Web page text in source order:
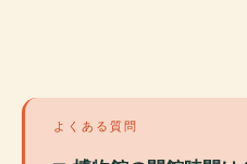
よくある質問